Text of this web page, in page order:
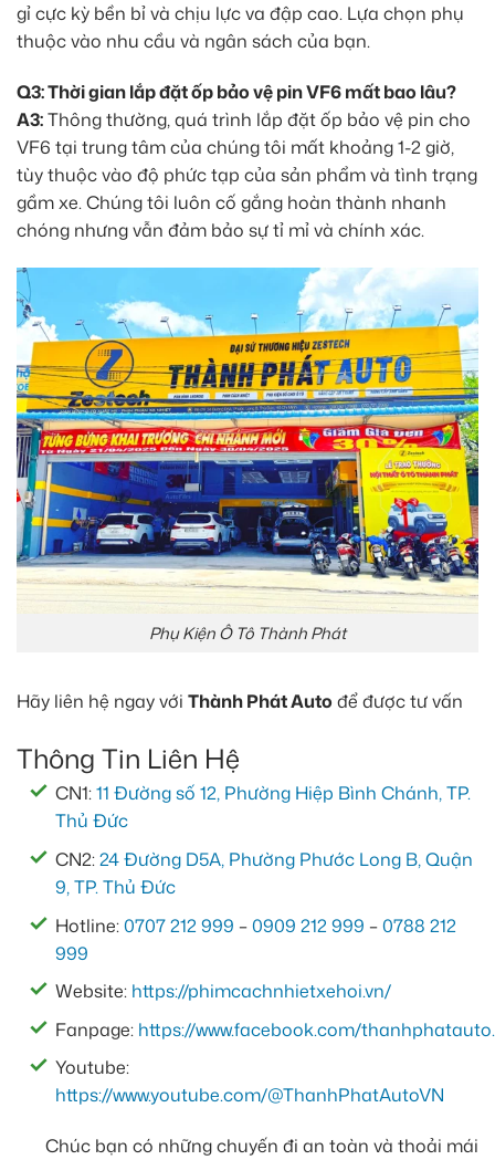
gỉ cực kỳ bền bỉ và chịu lực va đập cao. Lựa chọn phụ
thuộc vào nhu cầu và ngân sách của bạn.
Q3: Thời gian lắp đặt ốp bảo vệ pin VF6 mất bao lâu?
A3:Thông thường, quá trình lắp đặt ốp bảo vệ pin cho
VF6 tại trung tâm của chúng tôi mất khoảng 1-2 giờ,
tùy thuộc vào độ phức tạp của sản phẩm và tình trạng
gầm xe. Chúng tôi luôn cố gắng hoàn thành nhanh
chóng nhưng vẫn đảm bảo sự tỉ mỉ và chính xác.
Phụ Kiện Ô Tô Thành Phát
Hãy liên hệ ngay với Thành Phát Auto để được tư vấn
Thông Tin Liên Hệ
CN1:11 Đường số 12, Phường Hiệp Bình Chánh, TP.
Thủ Đức
CN2:24 Đường D5A, Phường Phước Long B, Quận
9, TP. Thủ Đức
Hotline:0707 212 999 –0909 212 999 –0788 212
999
Website: https://phimcachnhietxehoi.vn/
Fanpage: https://www.facebook.com/
Youtube:
https://www.youtube.com/@ThanhPhatAutoVN
Chúc bạn có những chuyến đi an toàn và thoải mái